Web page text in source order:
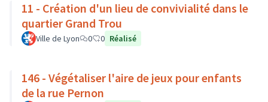
11 - Création d'un lieu de convivialité dans le
quartier Grand Trou
Ville de Lyon 0 0 Réalisé
146 - Végétaliser l'aire de jeux pour enfants
de la rue Pernon